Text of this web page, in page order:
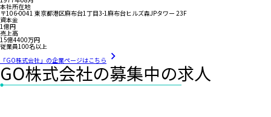
本社所在地
〒106-0041 東京都港区麻布台1丁目3-1麻布台ヒルズ森JPタワー 23F
資本金
1億円
売上高
15億4400万円
従業員100名以上
「GO株式会社」の企業ページはこちら
GO株式会社の募集中の求人